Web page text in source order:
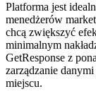
Platforma jest
menedżerów
chcą zwiększyć
minimalnym
GetResponse z
zarządzanie
miejscu.